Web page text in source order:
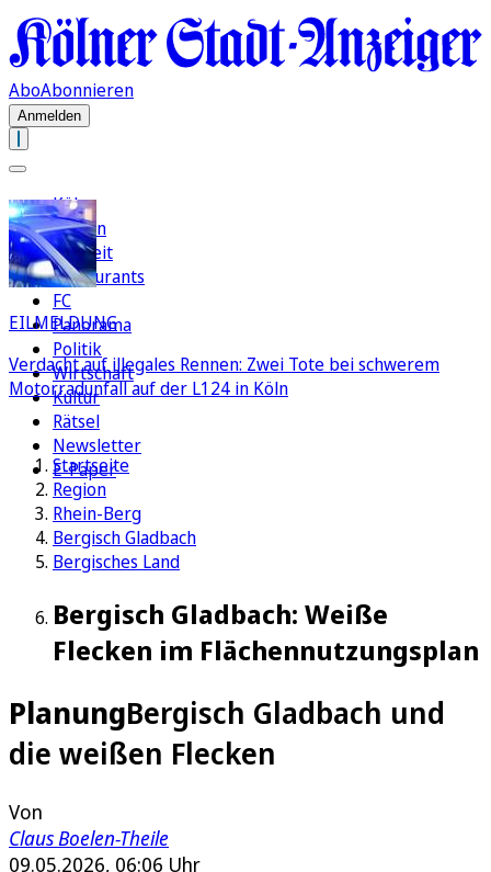
AboAbonnieren
Anmelden
Köln
Region
Freizeit
Restaurants
FC
Panorama
Politik
Wirtschaft
Kultur
Rätsel
Newsletter
E-Paper
EILMELDUNG
Verdacht auf illegales Rennen: Zwei Tote bei schwerem
Motorradunfall auf der L124 in Köln
Startseite
Region
Rhein-Berg
Bergisch Gladbach
Bergisches Land
Bergisch Gladbach: Weiße
Flecken im Flächennutzungsplan
PlanungBergisch Gladbach und
die weißen Flecken
Von
Claus Boelen-Theile
09.05.2026, 06:06 Uhr